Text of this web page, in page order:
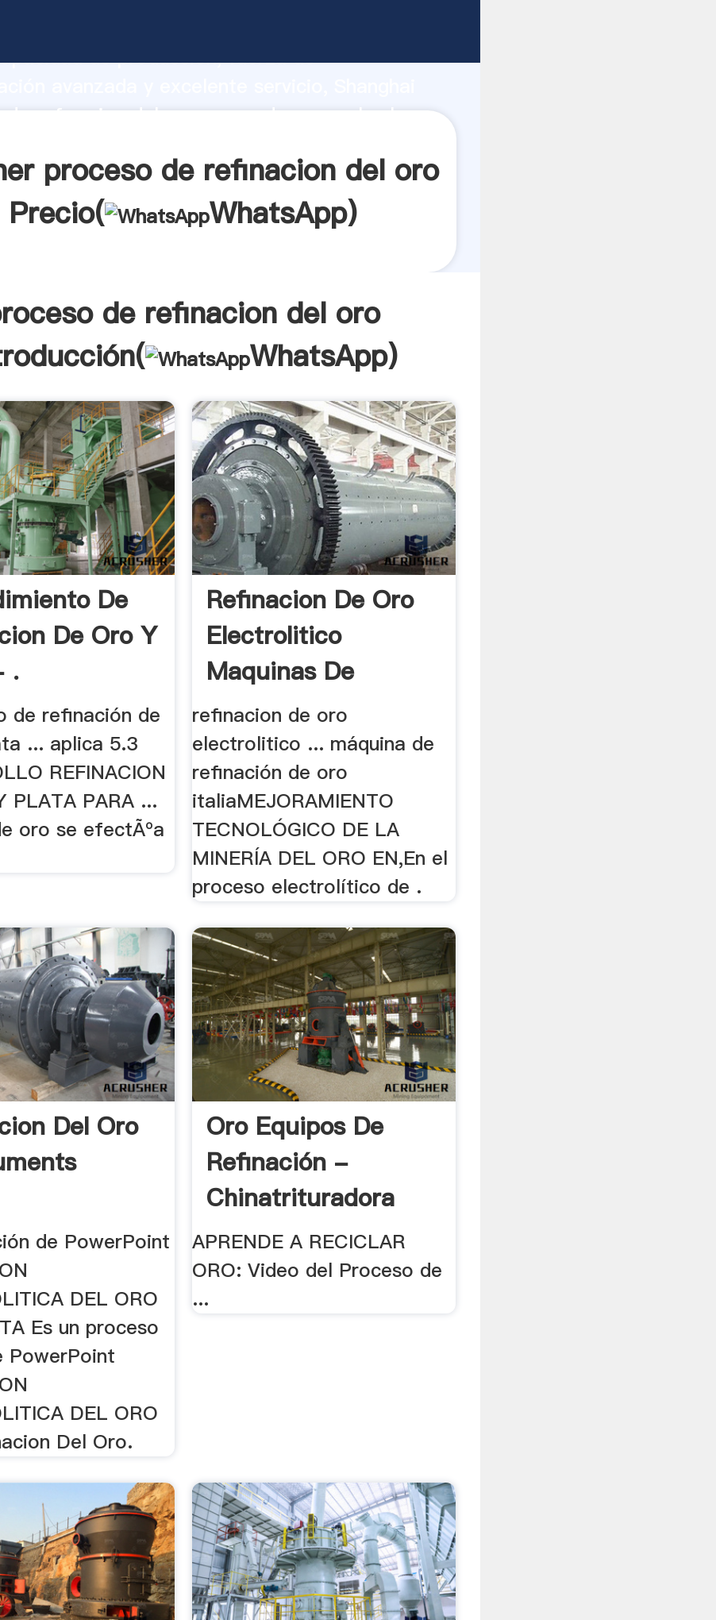
de producción, fuerza de
de refinacion del oro proveedor crea el valor y
proceso de refinacion del oro
Precio(
WhatsApp)
de refinacion del oro
WhatsApp)
De
De Oro Y
.
de refinación de
... aplica 5.3
REFINACION
PLATA PARA ...
oro se efectÃºa
Refinacion De Oro
Electrolitico
Maquinas De
Mineria
refinacion de oro
electrolitico ... máquina de
refinación de oro
italiaMEJORAMIENTO
TECNOLÓGICO DE LA
MINERÍA DEL ORO EN,En el
proceso electrolítico de .
Del Oro
de PowerPoint
DEL ORO
Es un proceso
PowerPoint
DEL ORO
Del Oro.
Oro Equipos De
Refinación -
Chinatrituradora
APRENDE A RECICLAR
ORO: Video del Proceso de
...